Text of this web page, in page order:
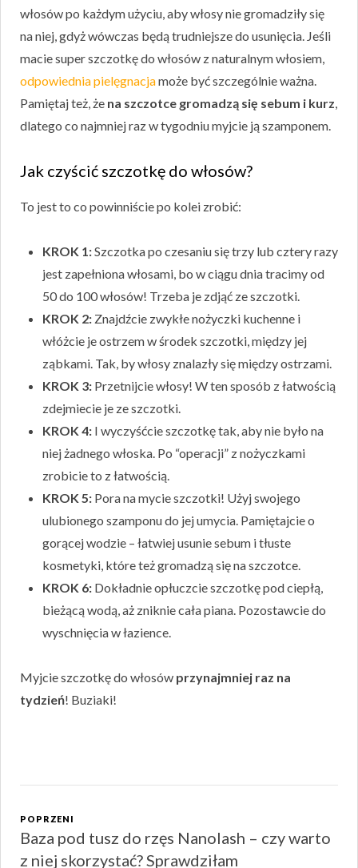
włosów po każdym użyciu, aby włosy nie gromadziły się
na niej, gdyż wówczas będą trudniejsze do usunięcia. Jeśli
macie super szczotkę do włosów z naturalnym włosiem,
odpowiednia pielęgnacjamoże być szczególnie ważna.
Pamiętaj też, że na szczotce gromadzą się sebum i kurz,
dlatego co najmniej raz w tygodniu myjcie ją szamponem.
Jak czyścić szczotkę do włosów?
To jest to co powinniście po kolei zrobić:
KROK 1:Szczotka po czesaniu się trzy lub cztery razy
jest zapełniona włosami, bo w ciągu dnia tracimy od
50 do 100 włosów! Trzeba je zdjąć ze szczotki.
KROK 2: Znajdźcie zwykłe nożyczki kuchenne i
włóżcie je ostrzem w środek szczotki, między jej
ząbkami. Tak, by włosy znalazły się między ostrzami.
KROK 3: Przetnijcie włosy! W ten sposób z łatwością
zdejmiecie je ze szczotki.
KROK 4: I wyczyśćcie szczotkę tak, aby nie było na
niej żadnego włoska. Po “operacji” z nożyczkami
zrobicie to z łatwością.
KROK 5: Pora na mycie szczotki! Użyj swojego
ulubionego szamponu do jej umycia. Pamiętajcie o
gorącej wodzie – łatwiej usunie sebum i tłuste
kosmetyki, które też gromadzą się na szczotce.
KROK 6: Dokładnie opłuczcie szczotkę pod ciepłą,
bieżącą wodą, aż zniknie cała piana. Pozostawcie do
wyschnięcia w łazience.
Myjcie szczotkę do włosów przynajmniej raz na
tydzień! Buziaki!
wpisy
POPRZENI
Poprzeni
wpis:
Baza pod tusz do rzęs Nanolash – czy warto
z niej skorzystać? Sprawdziłam